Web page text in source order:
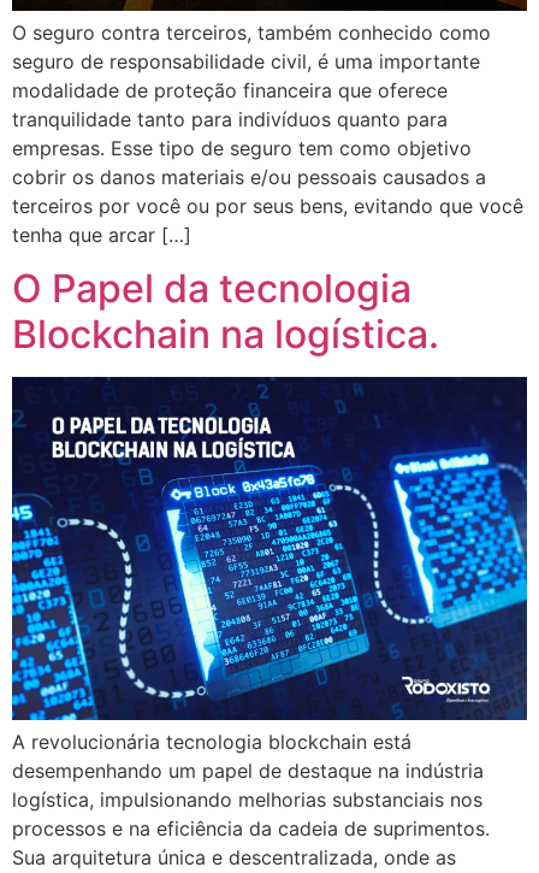
O seguro contra terceiros, também conhecido como
seguro de responsabilidade civil, é uma importante
modalidade de proteção financeira que oferece
tranquilidade tanto para indivíduos quanto para
empresas. Esse tipo de seguro tem como objetivo
cobrir os danos materiais e/ou pessoais causados a
terceiros por você ou por seus bens, evitando que você
tenha que arcar […]
O Papel da tecnologia
Blockchain na logística.
A revolucionária tecnologia blockchain está
desempenhando um papel de destaque na indústria
logística, impulsionando melhorias substanciais nos
processos e na eficiência da cadeia de suprimentos.
Sua arquitetura única e descentralizada, onde as